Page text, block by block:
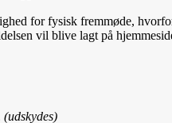
for fysisk fremmøde,
vil blive lagt på
(udskydes)